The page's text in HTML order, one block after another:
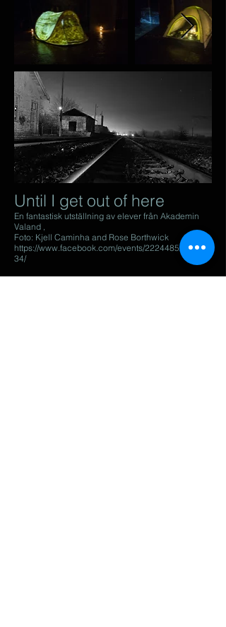
Until I get out of here
En fantastisk utställning av elever från Akademin
Valand ,
Foto: Kjell Caminha and Rose Borthwick
https://www.facebook.com/events/2224485282409
34/